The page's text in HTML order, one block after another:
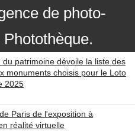
de photo-
du patrimoine dévoile la liste des
monuments choisis pour le Loto
2025
Paris de l'exposition à
réalité virtuelle